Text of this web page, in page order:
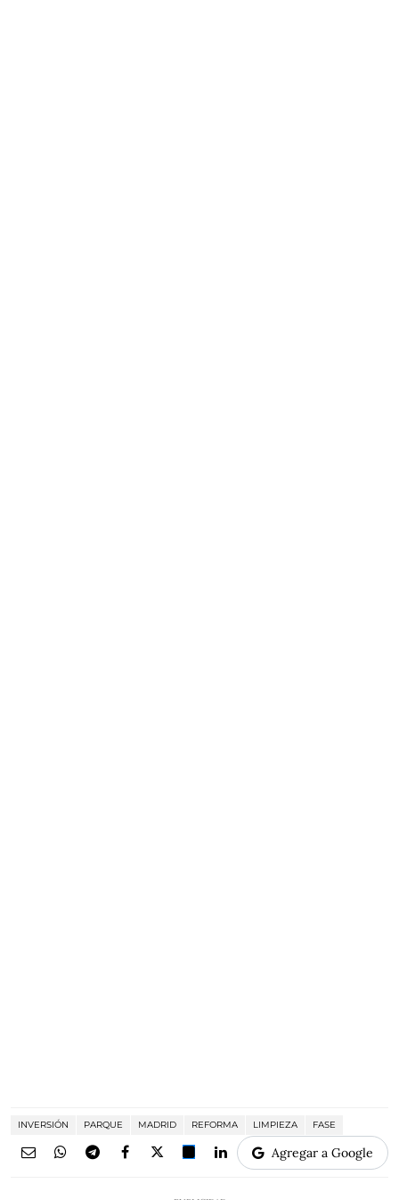
INVERSIÓN PARQUE MADRID REFORMA LIMPIEZA FASE
Agregar a Google